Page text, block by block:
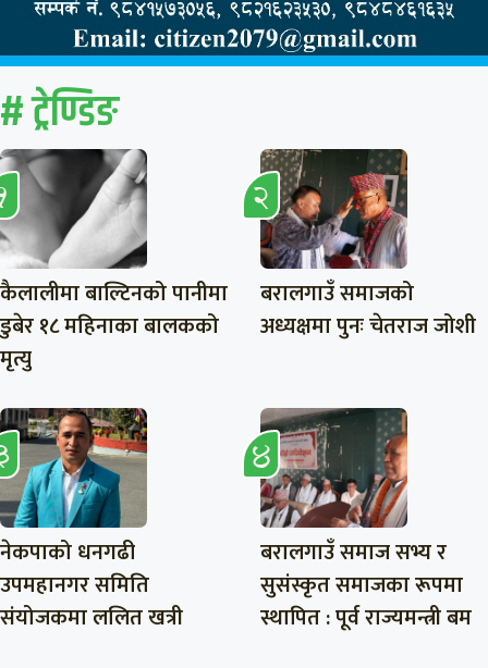
# ट्रेण्डिङ
कैलालीमा बाल्टिनको पानीमा
डुबेर १८ महिनाका बालकको
मृत्यु
बरालगाउँ समाजको
अध्यक्षमा पुनः चेतराज जोशी
नेकपाको धनगढी
उपमहानगर समिति
संयोजकमा ललित खत्री
बरालगाउँ समाज सभ्य र
सुसंस्कृत समाजका रूपमा
स्थापित : पूर्व राज्यमन्त्री बम